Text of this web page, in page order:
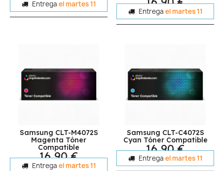
Entrega el martes 11
Entrega el martes 11
Samsung CLT-M4072S
Magenta Tóner
Compatible
16,90 €
Entrega el martes 11
Samsung CLT-C4072S
Cyan Tóner Compatible
16,90 €
Entrega el martes 11